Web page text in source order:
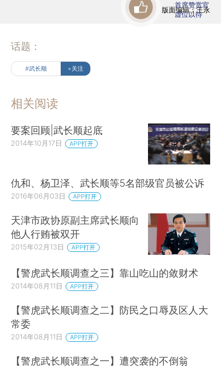
版面编辑：王永
首席赞赏官
虚位以待
话题：
#武长顺 +关注
相关阅读
要案回顾|武长顺起底
2014年10月17日 APP打开
仇和、杨卫泽、武长顺等5名部级官员被公诉
2016年06月03日 APP打开
天津市政协原副主席武长顺向
他人行贿被双开
2015年02月13日 APP打开
【警虎武长顺调查之三】靠山吃山的敛财术
2014年08月11日 APP打开
【警虎武长顺调查之二】防民之口辱及区人大
常委
2014年08月11日 APP打开
【警虎武长顺调查之一】遭突袭的不倒翁